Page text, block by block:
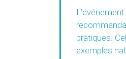
pratiques.
exemples